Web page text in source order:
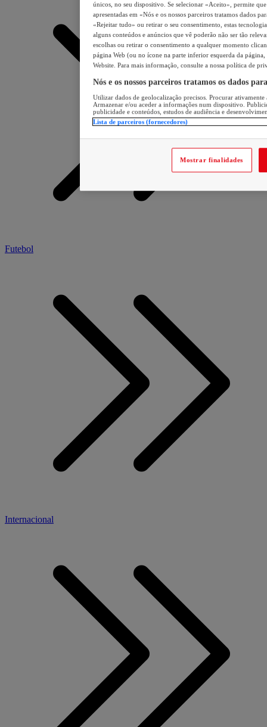
Futebol
Internacional
únicos, no seu dispositivo. Se selecionar «Aceito», permite
apresentadas em «Nós e os nossos parceiros tratamos dados
«Rejeitar tudo» ou retirar o seu consentimento, estas
alguns conteúdos e anúncios que vê poderão não ser tão
escolhas ou retirar o consentimento a qualquer momento
página Web (ou no ícone na parte inferior esquerda da página,
Website. Para mais informação, consulte a nossa política de
Nós e os nossos parceiros tratamos os dados
Utilizar dados de geolocalização precisos. Procurar
Armazenar e/ou aceder a informações num dispositivo.
publicidade e conteúdos, estudos de audiência e
Lista de parceiros (fornecedores)
Mostrar finalidades